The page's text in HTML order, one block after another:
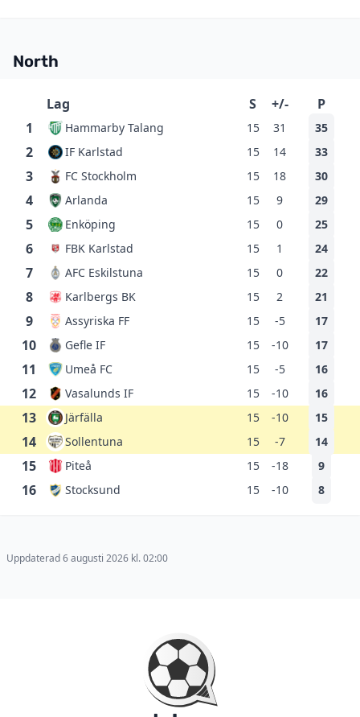
North
Lag S +/-
P
1
Hammarby Talang 15 31 35
2 IF Karlstad 15 14 33
3 FC Stockholm 15 18 30
4 Arlanda 15 9 29
5 Enköping 15 0 25
6 FBK Karlstad 15 1 24
7 AFC Eskilstuna 15 0 22
8 Karlbergs BK 15 2 21
9 Assyriska FF 15 -5 17
10 Gefle IF 15 -10 17
11 Umeå FC 15 -5 16
12 Vasalunds IF 15 -10 16
13 Järfälla 15 -10 15
14 Sollentuna 15 -7 14
15 Piteå 15 -18 9
16 Stocksund 15 -10 8
Uppdaterad 6 augusti 2026 kl. 02:00